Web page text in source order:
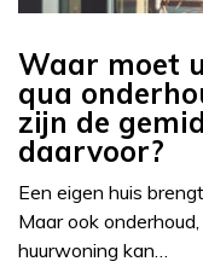
Waar moet
qua
zijn de
daarvoor?
Een eigen huis
Maar ook
huurwoning kan…